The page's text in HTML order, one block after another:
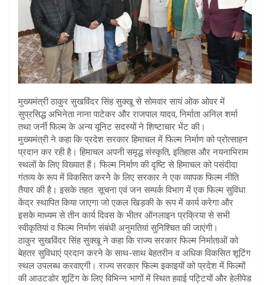
मुख्यमंत्री ठाकुर सुखविंदर सिंह सुक्खू से सोमवार सायं ओक ओवर में
सुप्रसिद्ध अभिनेता नाना पाटेकर और राजपाल यादव, निर्माता अनिल शर्मा
तथा जर्नी फिल्म के अन्य यूनिट सदस्यों ने शिष्टाचार भेंट की।
मुख्यमंत्री ने कहा कि प्रदेश सरकार हिमाचल में फिल्म निर्माण को प्रोत्साहन
प्रदान कर रही है। हिमाचल अपनी समृद्ध संस्कृति, इतिहास और नयनाभिराम
स्थलों के लिए विख्यात हैं। फिल्म निर्माण की दृष्टि से हिमाचल को पसंदीदा
गंतव्य के रूप में विकसित करनेे के लिए सरकार ने एक व्यापक फिल्म नीति
तैयार की है। इसके तहत सूचना एवं जन सम्पर्क विभाग में एक फिल्म सुविधा
केंद्र स्थापित किया जाएगा जो एकल खिड़की के रूप में कार्य करेगा और
इसके माध्यम से तीन कार्य दिवस के भीतर ऑनलाइन प्रक्रिया से सभी
स्वीकृतियां व फिल्म निर्माण संबंधी अनुमतियां सुनिश्चित की जाएंगी।
ठाकुर सुखविंदर सिंह सुक्खू ने कहा कि राज्य सरकार फिल्म निर्माताओं को
बेहतर सुविधाएं प्रदान करने के साथ-साथ बेहतरीन व अधिक विकसित शूटिंग
स्थल उपलब्ध करवाएगी। राज्य सरकार फिल्म इकाइयों को प्रदेश में फिल्मों
की आउटडोर शूटिंग के लिए विभिन्न भागों में स्थित हवाई पट्टियों और हेलीपेड